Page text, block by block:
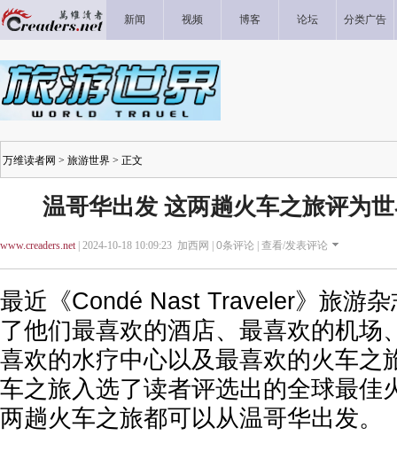
新闻 视频 博客 论坛 分类广告
万维读者网 > 旅游世界 > 正文
温哥华出发 这两趟火车之旅评为
www.creaders.net| 2024-10-18 10:09:23 加西网 | 0条评论 | 查看/发表评论
最近《Condé Nast Traveler》旅游
了他们最喜欢的酒店、最喜欢的机场
喜欢的水疗中心以及最喜欢的火车之
车之旅入选了读者评选出的全球最佳
两趟火车之旅都可以从温哥华出发。